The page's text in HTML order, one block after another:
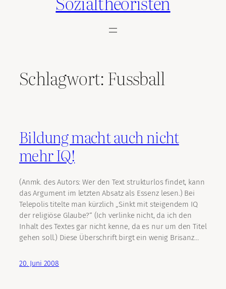
Schlagwort: Fussball
Bildung macht auch nicht
mehr IQ!
(Anmk. des Autors: Wer den Text strukturlos findet, kann
das Argument im letzten Absatz als Essenz lesen.) Bei
Telepolis titelte man kürzlich „Sinkt mit steigendem IQ
der religiöse Glaube?“ (Ich verlinke nicht, da ich den
Inhalt des Textes gar nicht kenne, da es nur um den Titel
gehen soll.) Diese Überschrift birgt ein wenig Brisanz…
20. Juni 2008